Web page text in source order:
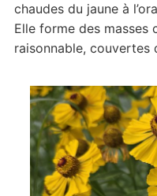
chaudes du jaune à
Elle forme des masses
raisonnable, couvertes